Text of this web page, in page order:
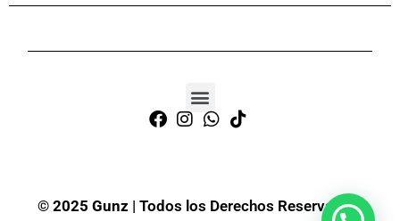
© 2025 Gunz | Todos los Derechos Reservados.